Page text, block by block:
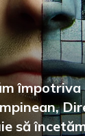
împotriva
să